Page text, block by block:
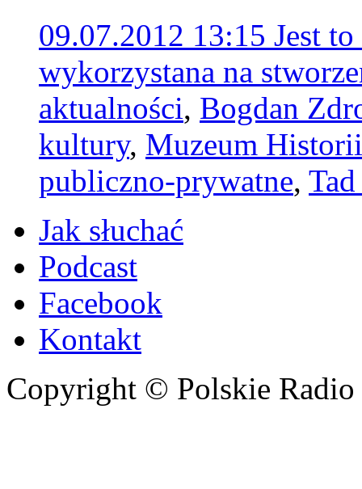
09.07.2012 13:15 Jest
wykorzystana na
aktualności, Bogdan
kultury, Muzeum
publiczno-prywatne,
Jak słuchać
Podcast
Facebook
Kontakt
Copyright © Polskie